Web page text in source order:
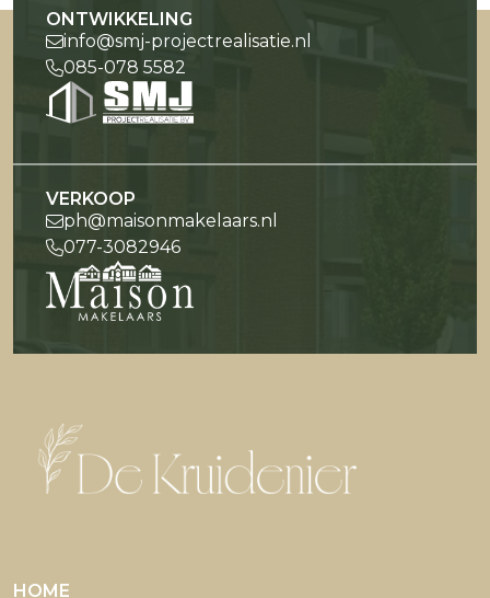
ONTWIKKELING
info@smj-projectrealisatie.nl
085-078 5582
VERKOOP
ph@maisonmakelaars.nl
077-3082946
HOME